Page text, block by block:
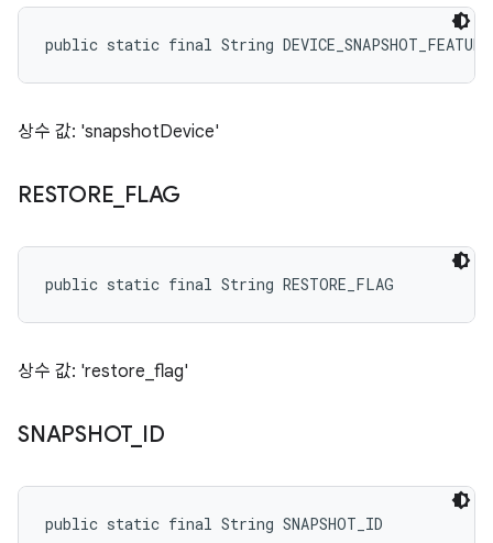
public static final String
상수 값: 'snapshotDevice'
RESTORE FLAG
public static final String RESTORE_FLAG
상수 값: 'restore_flag'
SNAPSHOT_ ID
public static final String SNAPSHOT_ID